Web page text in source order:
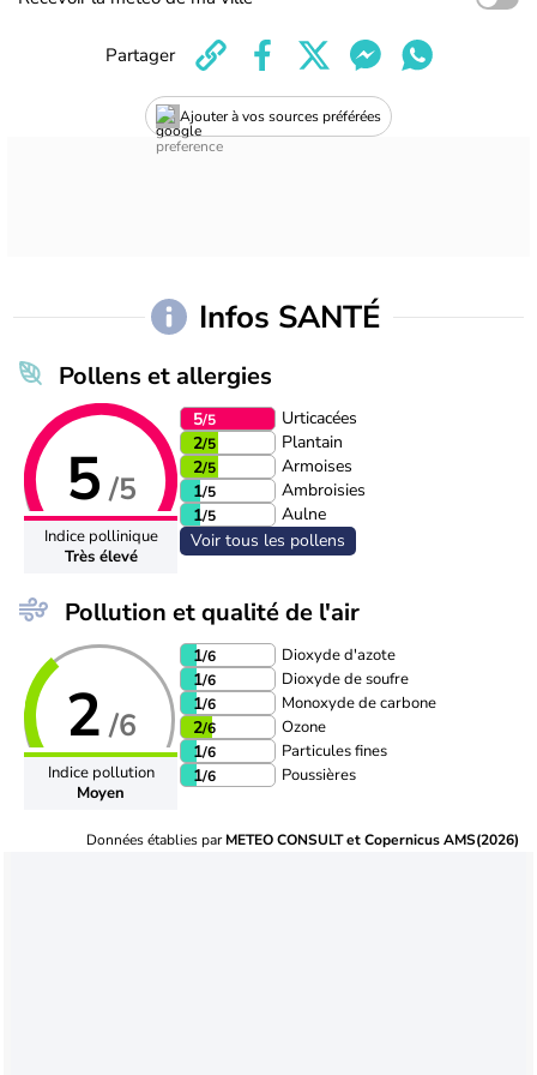
Ajouter à vos sources préférées
Partager
Infos SANTÉ
Pollens et allergies
5 /5
Indice pollinique
Très élevé
5/5
Urticacées
2/5
Plantain
2/5
Armoises
1/5
Ambroisies
1/5
Aulne
Voir tous les pollens
Pollution et qualité de l'air
2 /6
Indice pollution
Moyen
1/6 Dioxyde d'azote
1/6 Dioxyde de soufre
1/6 Monoxyde de carbone
2/6 Ozone
1/6 Particules fines
1/6 Poussières
Données établies parMETEO CONSULT et Copernicus AMS(2026)